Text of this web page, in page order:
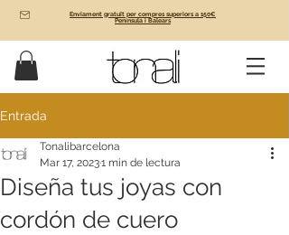
Enviament gratuït per compres superiors a 150€
Península i Balears
Entrada
Diseña tus joyas con
cordón de cuero
Tonalibarcelona
Mar 17, 20231 min de lectura